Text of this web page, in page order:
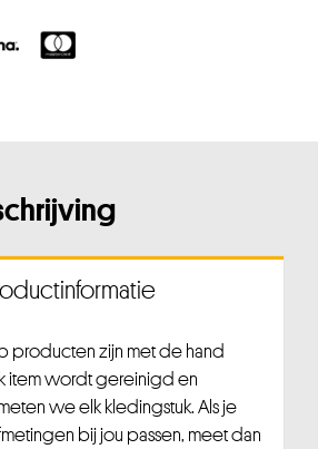
producten zijn met de hand
item wordt gereinigd en
we elk kledingstuk. Als je
bij jou passen, meet dan